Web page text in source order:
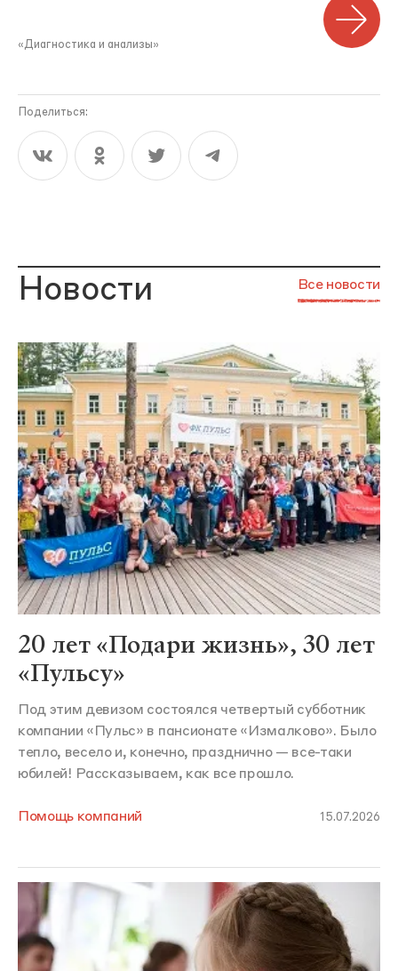
«Диагностика и анализы»
Поделиться:
Новости Все новости
20 лет «Подари жизнь», 30 лет
«Пульсу»
Под этим девизом состоялся четвертый субботник
компании «Пульс» в пансионате «Измалково». Было
тепло, весело и, конечно, празднично — все-таки
юбилей! Рассказываем, как все прошло.
Помощь компаний 15.07.2026